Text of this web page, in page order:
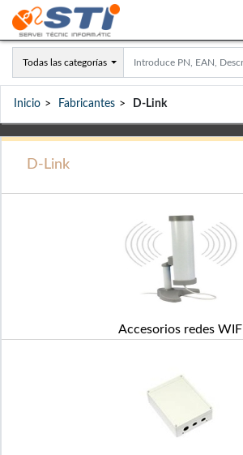
Todas las categorías
Inicio Fabricantes D-Link
D-Link
Accesorios redes WIFI